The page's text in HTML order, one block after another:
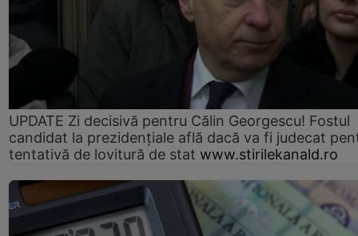
UPDATE Zi decisivă pentru Călin Georgescu! Fostul
candidat la prezidențiale află dacă va fi judecat
tentativă de lovitură de stat www.stirilekanald.ro